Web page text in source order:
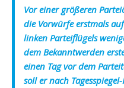
Vor einer größeren
die Vorwürfe erstmals
linken Parteiflügels
dem Bekanntwerden
einen Tag vor dem
soll er nach